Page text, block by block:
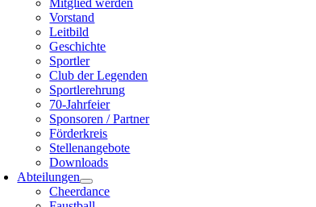
Mitglied werden
Vorstand
Leitbild
Geschichte
Sportler
Club der Legenden
Sportlerehrung
70-Jahrfeier
Sponsoren / Partner
Förderkreis
Stellenangebote
Downloads
Abteilungen
Cheerdance